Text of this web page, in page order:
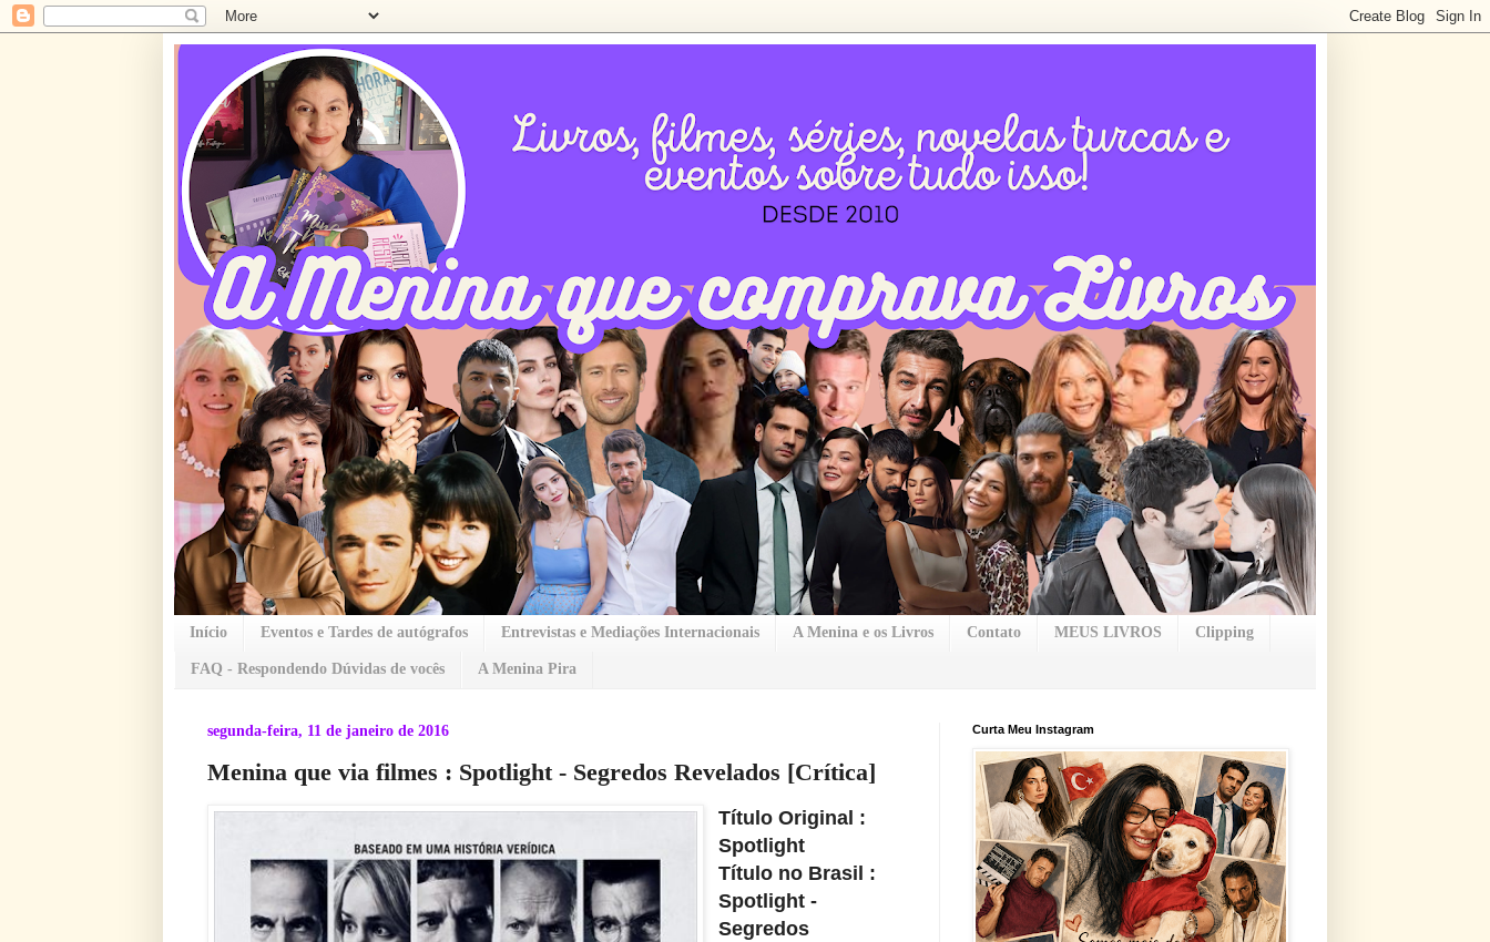
Início Eventos e Tardes de autógrafos Entrevistas e Mediações Internacionais A Menina e os Livros Contato MEUS LIVROS Clipping
FAQ - Respondendo Dúvidas de vocês A Menina Pira
segunda-feira, 11 de janeiro de 2016
Menina que via filmes : Spotlight - Segredos Revelados [Crítica]
Título Original :
Spotlight
Título no Brasil :
Spotlight -
Segredos
Curta Meu Instagram